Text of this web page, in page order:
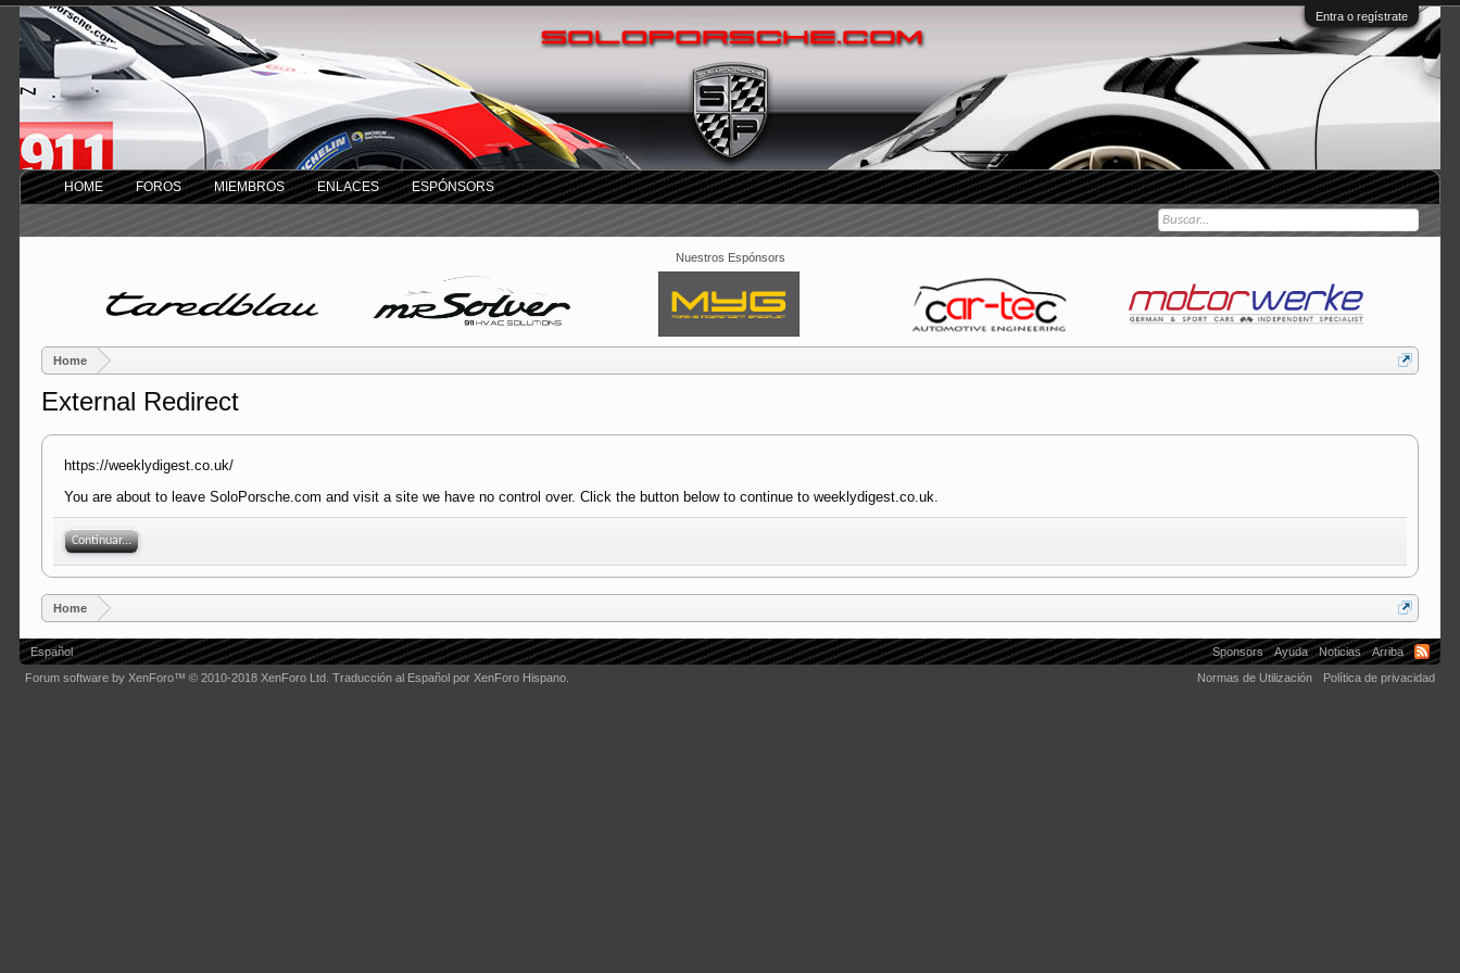
Entra o regístrate
Nuestros Espónsors
Home
External Redirect
https://weeklydigest.co.uk/
You are about to leave SoloPorsche.com and visit a site we have no control over. Click the button below to continue to weeklydigest.co.uk.
Continuar...
Home
HOME FOROS MIEMBROS ENLACES ESPÓNSORS
Español Sponsors Ayuda Noticias
Arriba
Normas de Utilización
Política de privacidad
Forum software by XenForo™© 2010-2018 XenForo Ltd. Traducción al Español por XenForo Hispano.